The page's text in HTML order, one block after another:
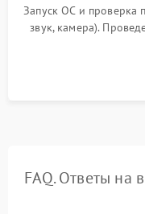
Запуск ОС и проверка
звук, камера).
для контроля
системы
FAQ. Ответы на